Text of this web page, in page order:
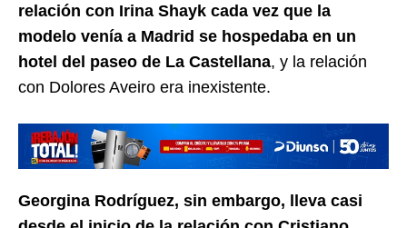
relación con Irina Shayk cada vez que la
modelo venía a Madrid se hospedaba en un
hotel del paseo de La Castellana, y la relación
con Dolores Aveiro era inexistente.
Georgina Rodríguez, sin embargo, lleva casi